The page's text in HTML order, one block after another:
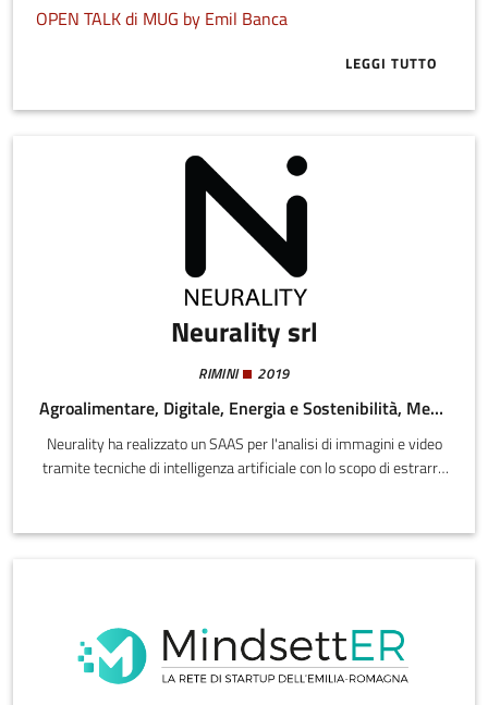
OPEN TALK di MUG by Emil Banca
LEGGI TUTTO
ABOUT
Neurality srl
RIMINI 2019
Agroalimentare, Digitale, Energia e Sostenibilità, Meccatronica e Materiali, Salute e Benessere
Neurality ha realizzato un SAAS per l'analisi di immagini e video
tramite tecniche di intelligenza artificiale con lo scopo di estrarre
tecniche di Neurality si stanno espandendo in altri mercati come